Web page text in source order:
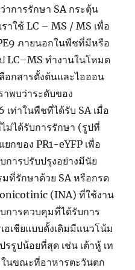
าการรักษา SA กระตุ้น
าใช้ LC – MS / MS เพื่อ
ภายนอกในพืชที่มีหรือ
LC–MS ทำงานในโหมด
อกสารตั้งต้นและไอออน
าพบว่าระดับของ
เท่าในพืชที่ได้รับ SA เมื่อ
ม่ได้รับการรักษา (รูปที่
กของ PR1-eYFP เพื่อ
การปรับปรุงอย่างมีนัย
ที่รักษาด้วย SA หรือกรด
(INA) ที่ใช้งาน
บการควบคุมที่ได้รับการ
อเชียแบบดั้งเดิมมีแนวโน้ม
รูปน้อยที่สุด เช่น เต้าหู้ เท
ในขณะที่อาหารตะวันตก